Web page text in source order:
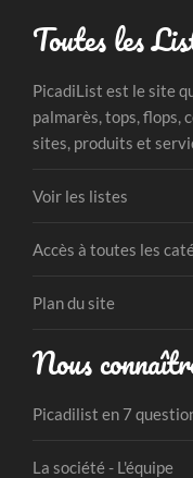
Toutes les
PicadiList est le site
palmarès, tops, flops,
sites, produits et
Voir les listes
Accès à toutes les
Plan du site
Nous
Picadilist en 7
La société - L'équipe